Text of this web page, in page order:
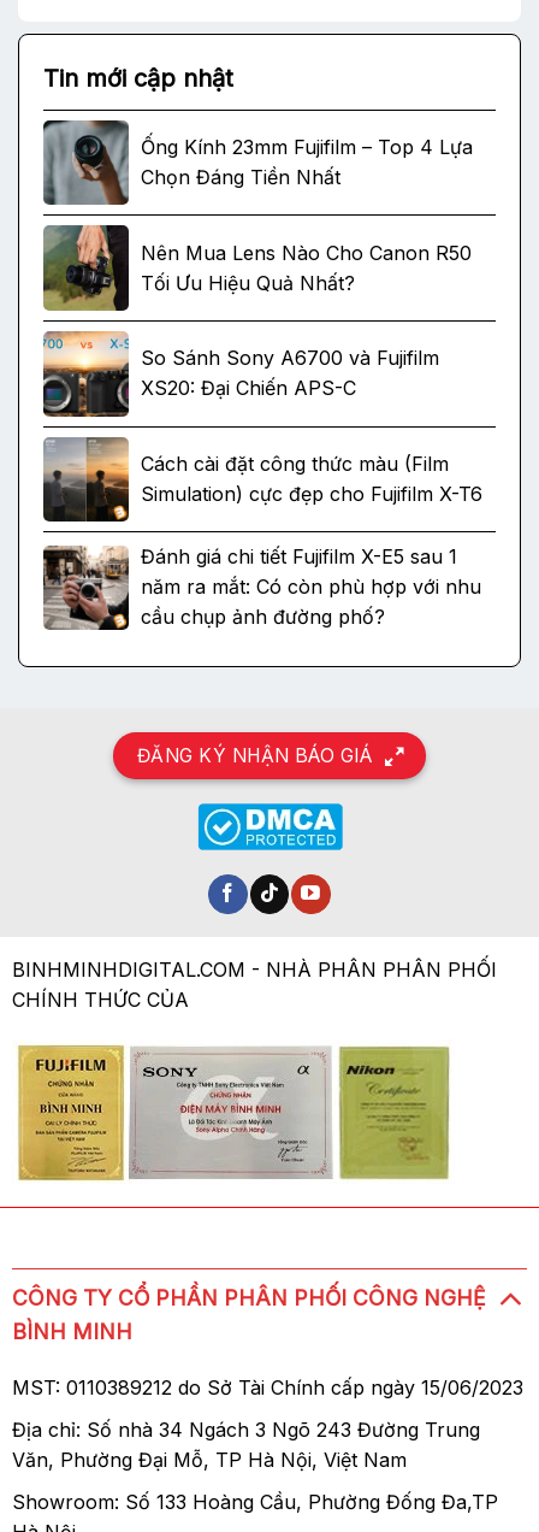
Tin mới cập nhật
Ống Kính 23mm Fujifilm – Top 4 Lựa
Chọn Đáng Tiền Nhất
Nên Mua Lens Nào Cho Canon R50
Tối Ưu Hiệu Quả Nhất?
So Sánh Sony A6700 và Fujifilm
XS20: Đại Chiến APS-C
Cách cài đặt công thức màu (Film
Simulation) cực đẹp cho Fujifilm X-T6
Đánh giá chi tiết Fujifilm X-E5 sau 1
năm ra mắt: Có còn phù hợp với nhu
cầu chụp ảnh đường phố?
ĐĂNG KÝ NHẬN BÁO GIÁ
BINHMINHDIGITAL.COM - NHÀ PHÂN PHÂN PHỐI
CHÍNH THỨC CỦA
CÔNG TY CỔ PHẦN PHÂN PHỐI CÔNG NGHỆ
BÌNH MINH
MST: 0110389212 do Sở Tài Chính cấp ngày 15/06/2023
Địa chỉ: Số nhà 34 Ngách 3 Ngõ 243 Đường Trung
Văn, Phường Đại Mỗ, TP Hà Nội, Việt Nam
Showroom: Số 133 Hoàng Cầu, Phường Đống Đa,TP